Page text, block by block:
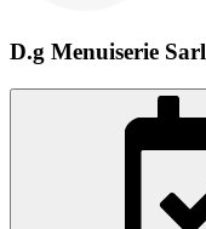
D.g Menuiserie Sarl